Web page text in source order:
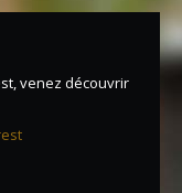
venez découvrir